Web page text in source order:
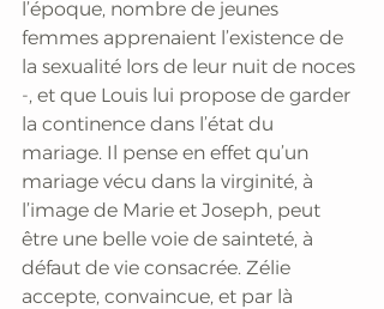
l’époque, nombre de jeunes
femmes apprenaient l’existence de
la sexualité lors de leur nuit de noces
-, et que Louis lui propose de garder
la continence dans l’état du
mariage. Il pense en effet qu’un
mariage vécu dans la virginité, à
l’image de Marie et Joseph, peut
être une belle voie de sainteté, à
défaut de vie consacrée. Zélie
accepte, convaincue, et par là